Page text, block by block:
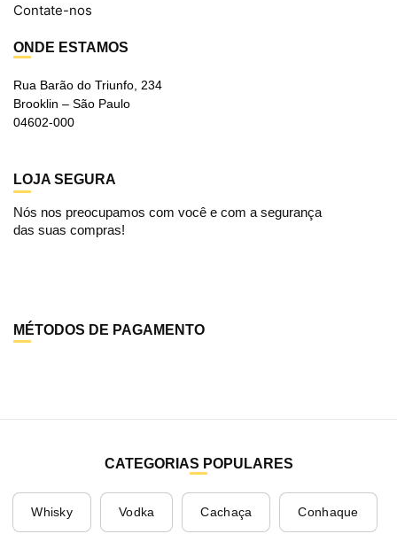
Contate-nos
ONDE ESTAMOS
Rua Barão do Triunfo, 234
Brooklin – São Paulo
04602-000
LOJA SEGURA
Nós nos preocupamos com você e com a segurança
das suas compras!
MÉTODOS DE PAGAMENTO
CATEGORIAS POPULARES
Whisky Vodka Cachaça Conhaque